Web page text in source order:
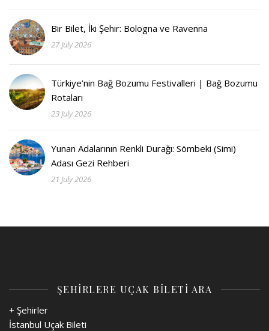
Bir Bilet, İki Şehir: Bologna ve Ravenna
27 July 2026
Türkiye’nin Bağ Bozumu Festivalleri | Bağ Bozumu
Rotaları
23 July 2026
Yunan Adalarının Renkli Durağı: Sömbeki (Simi)
Adası Gezi Rehberi
21 July 2026
ŞEHİRLERE UÇAK BİLETİ ARA
+ Şehirler
İstanbul Uçak Bileti